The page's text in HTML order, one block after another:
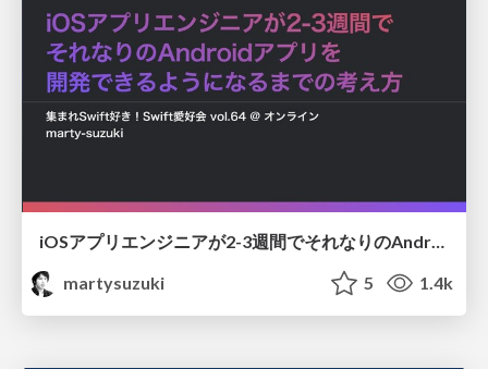
iOSアプリエンジニアが2-3週間でそれなりのAndroidアプリを開発できるようになるまでの考え方
martysuzuki
5 1.4k